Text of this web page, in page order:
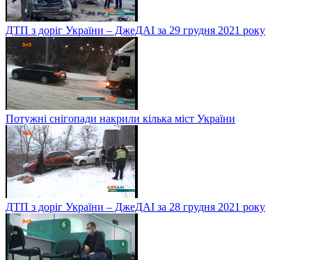
ДТП з доріг України – ДжеДАІ за 29 грудня 2021 року
Потужні снігопади накрили кілька міст України
ДТП з доріг України – ДжеДАІ за 28 грудня 2021 року